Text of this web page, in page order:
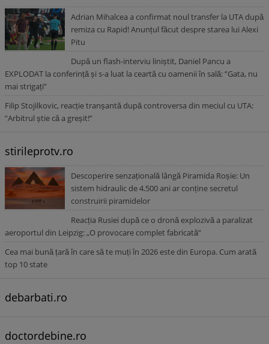
Adrian Mihalcea a confirmat noul transfer la UTA după
remiza cu Rapid! Anunțul făcut despre starea lui Alexi
Pitu
După un flash-interviu liniștit, Daniel Pancu a
EXPLODAT la conferință și s-a luat la ceartă cu oamenii în sală: ”Gata, nu
mai strigați”
Filip Stojilkovic, reacție tranșantă după controversa din meciul cu UTA:
”Arbitrul știe că a greșit!”
stirileprotv.ro
Descoperire senzațională lângă Piramida Roșie: Un
sistem hidraulic de 4.500 ani ar conține secretul
construirii piramidelor
Reacția Rusiei după ce o dronă explozivă a paralizat
aeroportul din Leipzig: „O provocare complet fabricată”
Cea mai bună țară în care să te muți în 2026 este din Europa. Cum arată
top 10 state
debarbati.ro
doctordebine.ro